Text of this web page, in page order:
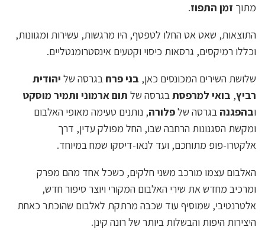
מתוך זמן התפוז.
התוצאות, שאט אט החלו לטפטף, היו מרגשות, עשירות ומגוונות,
וכללו רמיקסים, גרסאות כיסוי וקטעים אינסטרומנטליים.
שלושת השירים המכונסים כאן, בני פרח בגרסה של יהודית
רביץ, בואי למרפסתבגרסה של תום ארמוני ותמיר מוסקט
ובהפגנה בגרסה שלפלורה, נותנים טעימה מאופי האלבום
ומקשת הסגנונות הרחבה שבו, החל מפולק עדין, דרך
אלקטרו-פופ מתוחכם, ועד לנאו-דיסקו שמח במיוחד.
האלבום עצמו מורכב משני חלקים, כשכל אחד מהם מפרק
ומרכיב מחדש את שירי האלבום המקורי ויוצר סיפור חדש,
אלטרנטיבי, שמוסיף עוד שכבה מרתקת לאלבום שהוכתר כאחת
היצירות היפות והבשלות ביותר של רונה קינן.